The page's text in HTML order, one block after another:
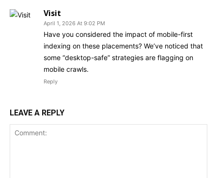
Visit
April 1, 2026 At 9:02 PM
Have you considered the impact of mobile-first
indexing on these placements? We’ve noticed that
some “desktop-safe” strategies are flagging on
mobile crawls.
Reply
LEAVE A REPLY